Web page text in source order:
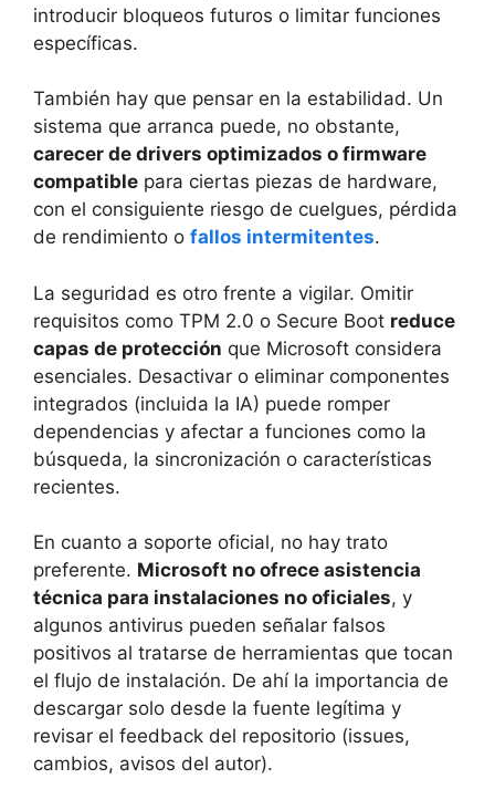
introducir bloqueos futuros o limitar funciones
específicas.
También hay que pensar en la estabilidad. Un
sistema que arranca puede, no obstante,
carecer de drivers optimizados o firmware
compatible para ciertas piezas de hardware,
con el consiguiente riesgo de cuelgues, pérdida
de rendimiento o fallos intermitentes.
La seguridad es otro frente a vigilar. Omitir
requisitos como TPM 2.0 o Secure Boot reduce
capas de protección que Microsoft considera
esenciales. Desactivar o eliminar componentes
integrados (incluida la IA) puede romper
dependencias y afectar a funciones como la
búsqueda, la sincronización o características
recientes.
En cuanto a soporte oficial, no hay trato
preferente. Microsoft no ofrece asistencia
técnica para instalaciones no oficiales, y
algunos antivirus pueden señalar falsos
positivos al tratarse de herramientas que tocan
el flujo de instalación. De ahí la importancia de
descargar solo desde la fuente legítima y
revisar el feedback del repositorio (issues,
cambios, avisos del autor).